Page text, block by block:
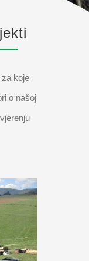
koje
o našoj